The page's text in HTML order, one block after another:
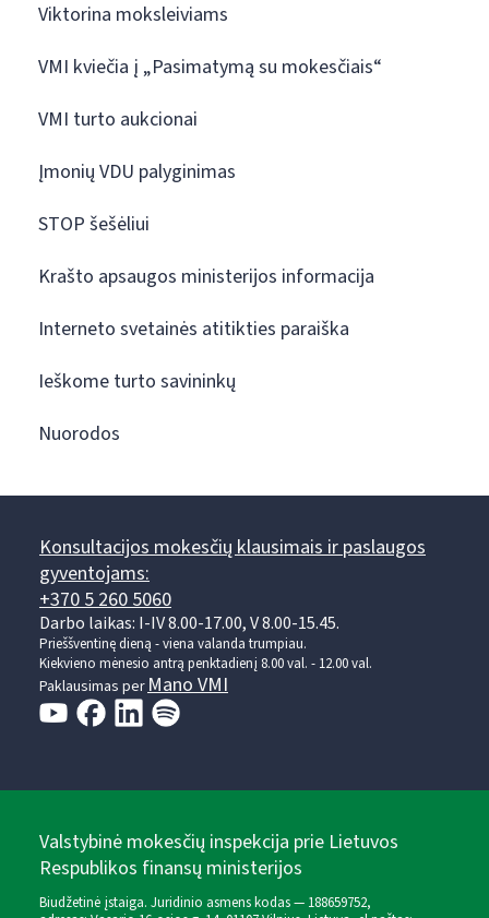
Viktorina moksleiviams
VMI kviečia į „Pasimatymą su mokesčiais“
VMI turto aukcionai
Įmonių VDU palyginimas
STOP šešėliui
Krašto apsaugos ministerijos informacija
Interneto svetainės atitikties paraiška
Ieškome turto savininkų
Nuorodos
Konsultacijos mokesčių klausimais ir paslaugos
gyventojams:
+370 5 260 5060
Darbo laikas: I-IV 8.00-17.00, V 8.00-15.45.
Prieššventinę dieną - viena valanda trumpiau.
Kiekvieno mėnesio antrą penktadienį 8.00 val. - 12.00 val.
Paklausimas perMano VMI
Valstybinė mokesčių inspekcija prie Lietuvos
Respublikos finansų ministerijos
Biudžetinė įstaiga. Juridinio asmens kodas — 188659752,